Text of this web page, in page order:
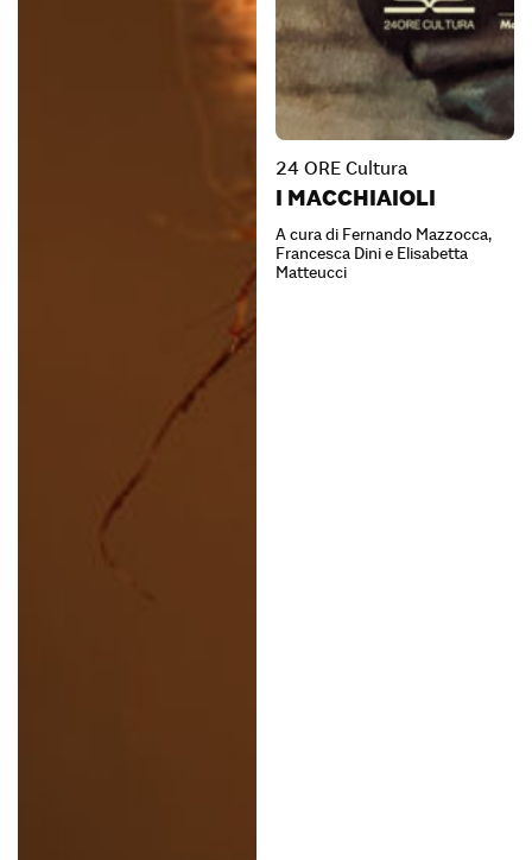
24 ORE Cultura
I MACCHIAIOLI
A cura di Fernando Mazzocca,
Francesca Dini e Elisabetta
Matteucci